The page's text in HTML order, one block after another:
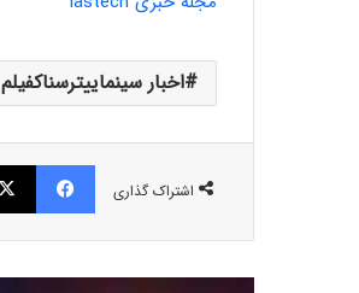
اخبار سینماییترسناکفیلم
اشتراک گذاری
فیسبوک